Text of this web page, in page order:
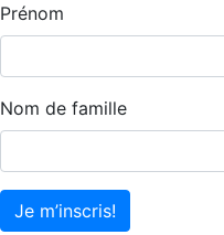
Prénom
Nom de famille
Je m’inscris!